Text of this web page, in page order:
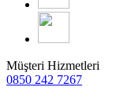
Müşteri Hizmetleri
0850 242 7267